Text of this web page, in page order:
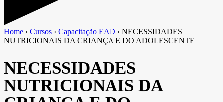
Home › Cursos › Capacitação EAD › NECESSIDADES
NUTRICIONAIS DA CRIANÇA E DO ADOLESCENTE
NECESSIDADES
NUTRICIONAIS DA